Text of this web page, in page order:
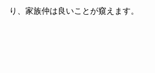
り、家族仲は良いことが窺えます。